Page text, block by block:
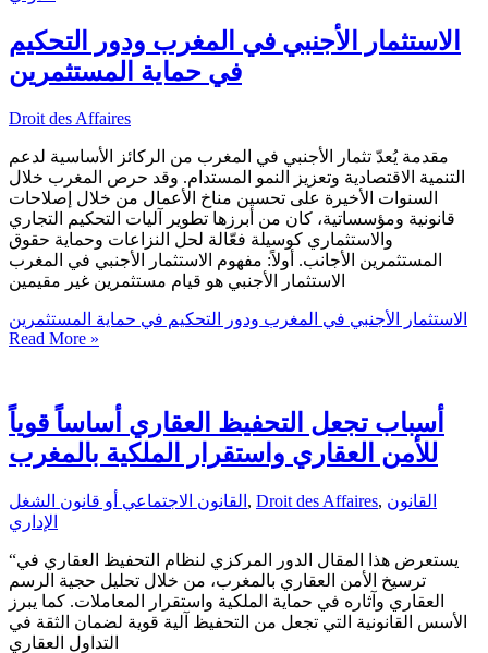
الاستثمار الأجنبي في المغرب ودور التحكيم
في حماية المستثمرين
Droit des Affaires
مقدمة يُعدّ تثمار الأجنبي في المغرب من الركائز الأساسية لدعم
التنمية الاقتصادية وتعزيز النمو المستدام. وقد حرص المغرب خلال
السنوات الأخيرة على تحسين مناخ الأعمال من خلال إصلاحات
قانونية ومؤسساتية، كان من أبرزها تطوير آليات التحكيم التجاري
والاستثماري كوسيلة فعّالة لحل النزاعات وحماية حقوق
المستثمرين الأجانب. أولاً: مفهوم الاستثمار الأجنبي في المغرب
الاستثمار الأجنبي هو قيام مستثمرين غير مقيمين
الاستثمار الأجنبي في المغرب ودور التحكيم في حماية المستثمرين
Read More »
أسباب تجعل التحفيظ العقاري أساساً قوياً
للأمن العقاري واستقرار الملكية بالمغرب
القانون الاجتماعي أو قانون الشغل , Droit des Affaires, القانون
الإداري
“يستعرض هذا المقال الدور المركزي لنظام التحفيظ العقاري في
ترسيخ الأمن العقاري بالمغرب، من خلال تحليل حجية الرسم
العقاري وآثاره في حماية الملكية واستقرار المعاملات. كما يبرز
الأسس القانونية التي تجعل من التحفيظ آلية قوية لضمان الثقة في
التداول العقاري